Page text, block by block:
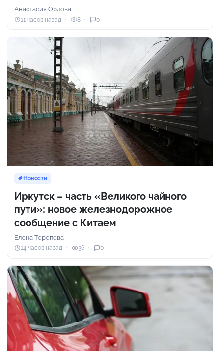
Анастасия Орлова
11 часов назад 8 0
Новости
Иркутск – часть «Великого чайного
пути»: новое железнодорожное
сообщение с Китаем
Елена Торопова
14 часов назад 36 0